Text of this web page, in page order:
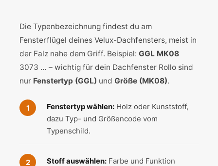
Die Typenbezeichnung findest du am
Fensterflügel deines Velux-Dachfensters, meist in
der Falz nahe dem Griff. Beispiel: GGL MK08
3073 … – wichtig für dein Dachfenster Rollo sind
nur Fenstertyp (GGL) und Größe (MK08).
Fenstertyp wählen: Holz oder Kunststoff,
dazu Typ- und Größencode vom
Typenschild.
Stoff auswählen: Farbe und Funktion